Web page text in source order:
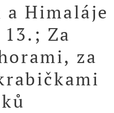
a Himaláje
Za
za